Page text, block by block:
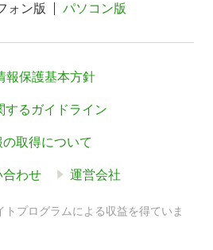
ォン版 パソコン版
報保護基本方針
するガイドライン
取得について
合わせ 運営会社
プログラムによる収益を得ていま